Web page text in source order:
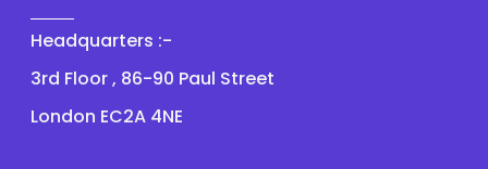
Headquarters :-
3rd Floor , 86-90 Paul Street
London EC2A 4NE